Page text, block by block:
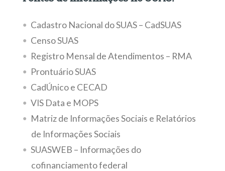
Cadastro Nacional do SUAS – CadSUAS
Censo SUAS
Registro Mensal de Atendimentos – RMA
Prontuário SUAS
CadÚnico e CECAD
VIS Data e MOPS
Matriz de Informações Sociais e Relatórios
de Informações Sociais
SUASWEB – Informações do
cofinanciamento federal